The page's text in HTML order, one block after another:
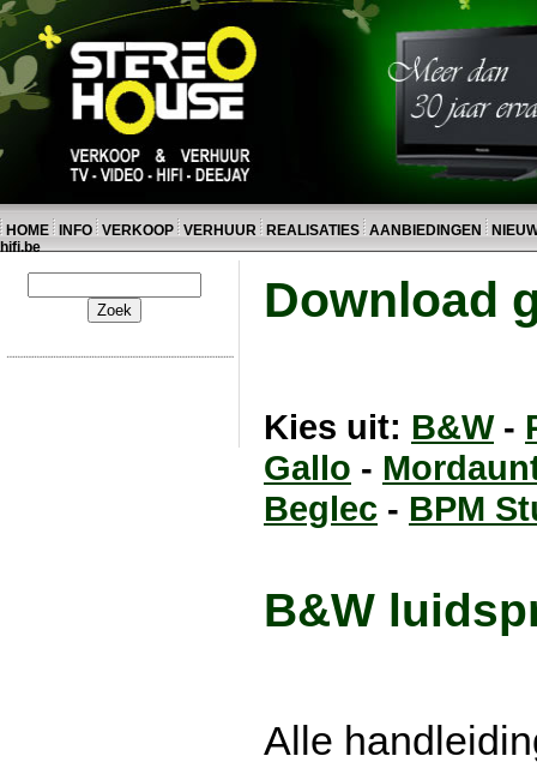
HOME INFO VERKOOP VERHUUR REALISATIES AANBIEDINGEN
hifi.be
Download
Kies uit: B&W-
Gallo -
Beglec - BPM
B&W
Alle